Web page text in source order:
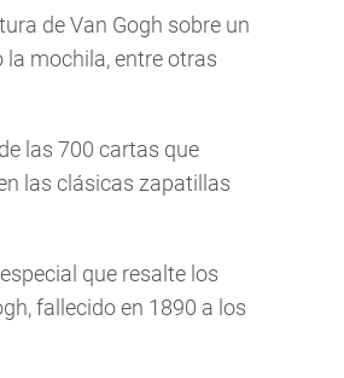
de Van Gogh sobre un
mochila, entre otras
las 700 cartas que
las clásicas zapatillas
que resalte los
fallecido en 1890 a los